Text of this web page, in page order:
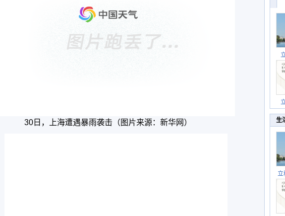
30日，上海遭遇暴雨袭击（图片来源：新华网） 生
立